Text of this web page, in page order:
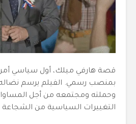
قصة هارفي ميلك، أول سياسي
بمنصب رسمي. الفيلم يرسم نضاله
وحملته ومجتمعه من أجل
التغييرات السياسية من الشجاعة